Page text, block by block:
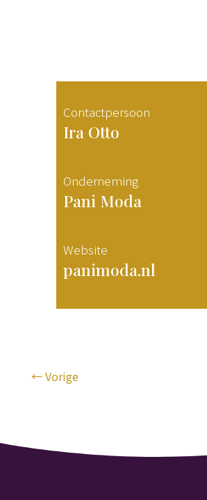
Contactpersoon
Ira Otto
Onderneming
Pani Moda
Website
panimoda.nl
←Vorige